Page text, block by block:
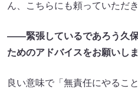
ん、こちらにも頼っていただ
――緊張しているであろう久
ためのアドバイスをお願いしま
良い意味で「無責任にやるこ